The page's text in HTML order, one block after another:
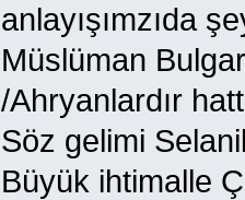
anlayışımzıda
Müslüman
/Ahryanlardır
Söz gelimi
Büyük ihtimalle